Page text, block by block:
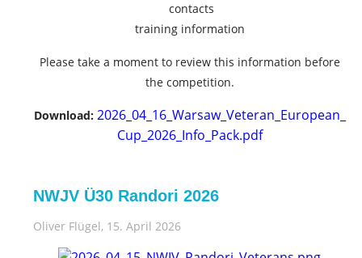
contacts
training information
Please take a moment to review this information before
the competition.
Download: 2026_04_16_Warsaw_Veteran_European_
Cup_2026_Info_Pack.pdf
NWJV Ü30 Randori 2026
Oliver Flügel, 15. April 2026